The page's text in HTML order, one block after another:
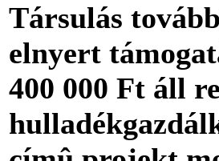
Társulás
elnyert
400 000 Ft áll